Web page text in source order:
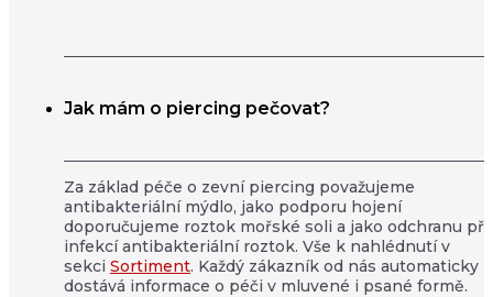
Jak mám o piercing pečovat?
Za základ péče o zevní piercing považujeme
antibakteriální mýdlo, jako podporu hojení
doporučujeme roztok mořské soli a jako odchranu
infekcí antibakteriální roztok. Vše k nahlédnutí v
sekci Sortiment. Každý zákazník od nás automaticky
dostává informace o péči v mluvené i psané formě.